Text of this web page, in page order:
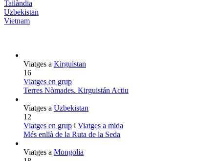
Tailàndia
Uzbekistan
Vietnam
Viatges a Kirguistan
16
Viatges en grup
Terres Nòmades. Kirguistán Actiu
Viatges a Uzbekistan
12
Viatges en grup i Viatges a mida
Més enllà de la Ruta de la Seda
Viatges a Mongolia